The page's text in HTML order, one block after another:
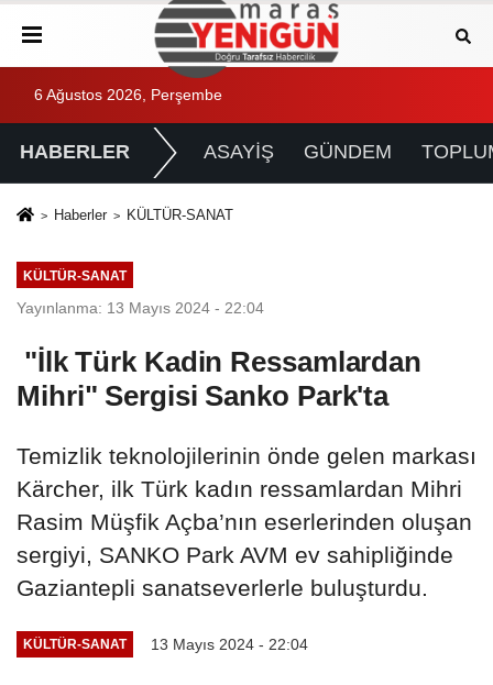
6 Ağustos 2026, Perşembe
HABERLER ASAYİŞ GÜNDEM
Haberler KÜLTÜR-SANAT
KÜLTÜR-SANAT
Yayınlanma: 13 Mayıs 2024 - 22:04
"İlk Türk Kadin Ressamlardan
Mihri" Sergisi Sanko Park'ta
Temizlik teknolojilerinin önde gelen markası
Kärcher, ilk Türk kadın ressamlardan Mihri
Rasim Müşfik Açba’nın eserlerinden oluşan
sergiyi, SANKO Park AVM ev sahipliğinde
Gaziantepli sanatseverlerle buluşturdu.
KÜLTÜR-SANAT 13 Mayıs 2024 - 22:04